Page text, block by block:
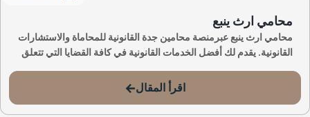
محامي ارث ينبع
محامي ارث ينبع عبرمنصة محامين جدة القانونية للمحاماة والاستشارات
القانونية. يقدم لك أفضل الخدمات القانونية في كافة القضايا التي تتعلق
اقرأ المقال